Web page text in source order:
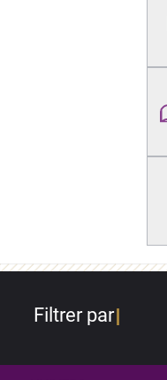
Filtrer par